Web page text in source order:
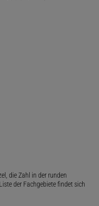
die Zahl in der runden
der Fachgebiete findet sich